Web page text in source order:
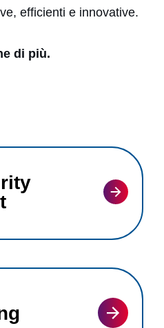
efficienti e innovative.
di più.